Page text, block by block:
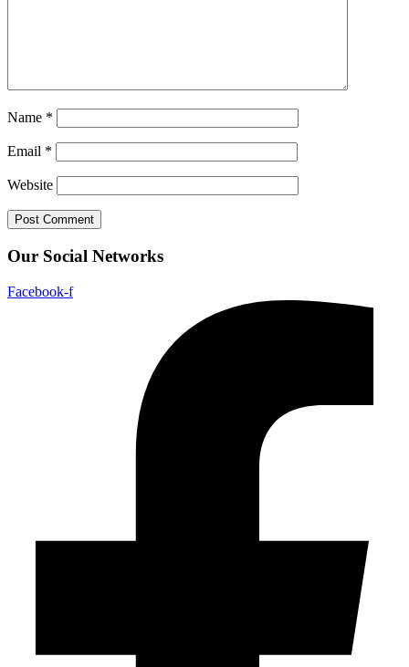
Name *
Email *
Website
Our Social Networks
Facebook-f